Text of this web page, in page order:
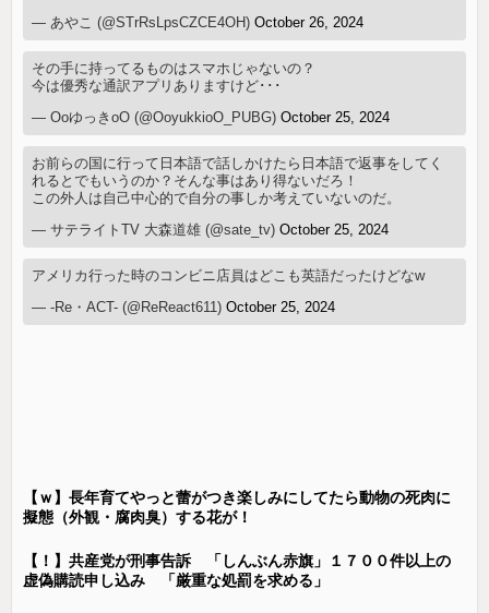
— あやこ (@STrRsLpsCZCE4OH)October 26, 2024
その手に持ってるものはスマホじゃないの？
今は優秀な通訳アプリありますけど･･･
— OoゆっきoO (@OoyukkioO_PUBG)October 25, 2024
お前らの国に行って日本語で話しかけたら日本語で返事をしてく
れるとでもいうのか？そんな事はあり得ないだろ！
この外人は自己中心的で自分の事しか考えていないのだ。
— サテライトTV 大森道雄 (@sate_tv)October 25, 2024
アメリカ行った時のコンビニ店員はどこも英語だったけどなw
— -Re・ACT- (@ReReact611)October 25, 2024
【ｗ】長年育てやっと蕾がつき楽しみにしてたら動物の死肉に
擬態（外観・腐肉臭）する花が！
【！】共産党が刑事告訴 「しんぶん赤旗」１７００件以上の
虚偽購読申し込み 「厳重な処罰を求める」